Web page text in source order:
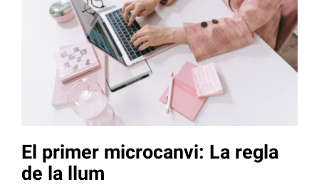
El primer microcanvi: La regla
de la llum